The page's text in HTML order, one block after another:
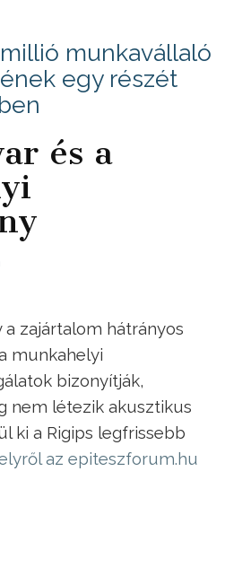
munkavállaló
egy részét
és a
zajártalom hátrányos
munkahelyi
bizonyítják,
nem létezik akusztikus
ki a Rigips legfrissebb
az epiteszforum.hu